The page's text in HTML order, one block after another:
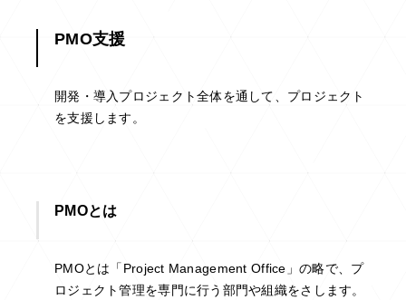
PMO支援
開発・導入プロジェクト全体を通して、プロジェクト
を支援します。
PMOとは
PMOとは「Project Management Office」の略で、プ
ロジェクト管理を専門に行う部門や組織をさします。